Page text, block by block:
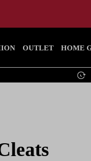
OUTLET HOME